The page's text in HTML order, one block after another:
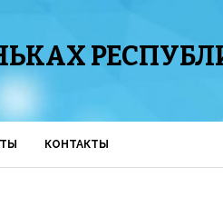
КОНТАКТЫ